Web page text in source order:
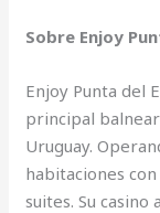
Sobre Enjoy
Enjoy Punta del
principal
Uruguay.
habitaciones
suites. Su